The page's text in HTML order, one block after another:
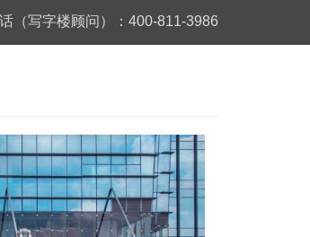
（写字楼顾问）：400-811-3986